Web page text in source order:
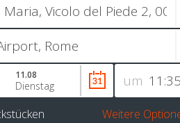
um
11.08
Dienstag
Weitere